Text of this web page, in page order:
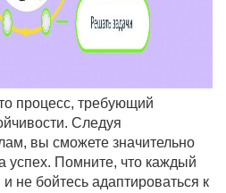
процесс, требующий
Следуя
вы сможете значительно
успех. Помните, что каждый
не бойтесь адаптироваться к